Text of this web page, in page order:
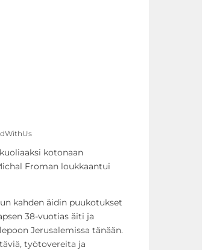
kotonaan
Froman loukkaantui
kahden äidin puukotukset
38-vuotias äiti ja
Jerusalemissa tänään.
työtovereita ja